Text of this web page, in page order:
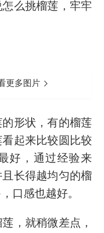
么挑榴莲，牢牢
更多图片
形状，有的榴莲
起来比较圆比较
好，通过经验来
长得越均匀的榴
口感也越好。
，就稍微差点，